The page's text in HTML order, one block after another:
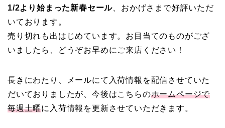
1/2より始まった新春セール 、おかげさまで好評いただ
いております。
売り切れも出はじめています。お目当てのものがござ
いましたら、どうぞお早めにご来店ください！
長きにわたり、メールにて入荷情報を配信させていた
だいておりましたが、今後はこちらのホームページで
毎週土曜に入荷情報を更新させていただきます。